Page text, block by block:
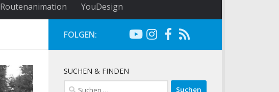
Routenanimation YouDesign
FOLGEN:
SUCHEN & FINDEN
Suchen